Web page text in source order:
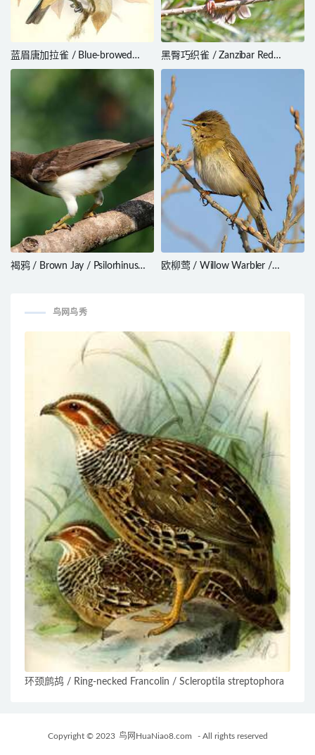
蓝眉唐加拉雀 / Blue-browed
Tanager / Tangara cyanotis
黑臀巧织雀 / Zanzibar Red
Bishop / Euplectes nigroventris
褐鸦 / Brown Jay / Psilorhinus
欧柳莺 / Willow Warbler /
鸟网鸟秀
环颈鹧鸪 / Ring-necked Francolin / Scleroptila streptophora
Copyright © 2023 鸟网HuaNiao8.com - All rights reserved